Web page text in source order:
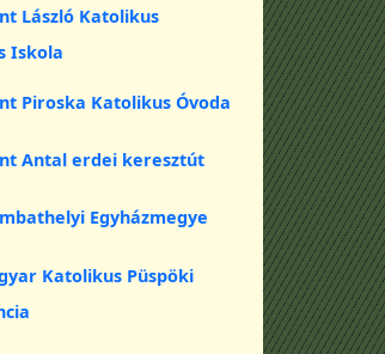
László Katolikus
Iskola
Piroska Katolikus Óvoda
Antal erdei keresztút
Egyházmegye
Katolikus Püspöki